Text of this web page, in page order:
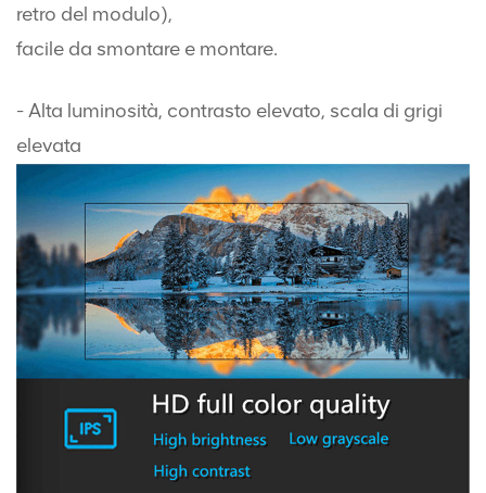
retro del modulo),
facile da smontare e montare.
- Alta luminosità, contrasto elevato, scala di grigi
elevata